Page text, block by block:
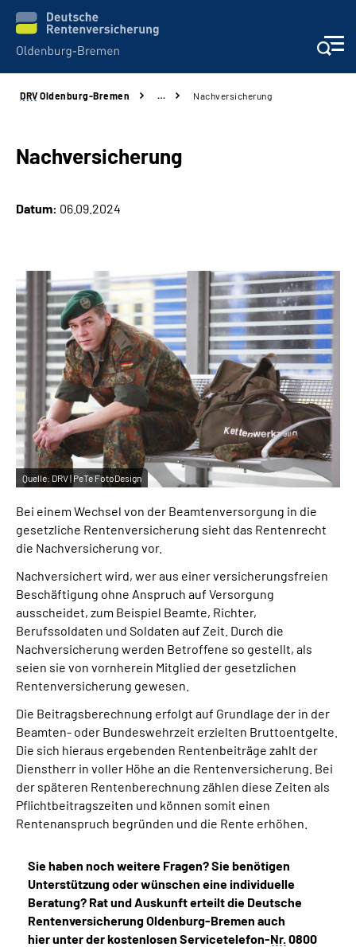
Services
Beratung und Kontakt
Presse
Über Uns
Inhalte in Gebärdensprache (DGS)
Leichte Sprache
Suche
Mein Kundenportal
DRV Oldenburg-Bremen … Nachversicherung
Nachversicherung
Datum: 06.09.2024
Quelle: DRV | PeTe FotoDesign
Bei einem Wechsel von der Beamtenversorgung in die
gesetzliche Rentenversicherung sieht das Rentenrecht
die Nachversicherung vor.
Nachversichert wird, wer aus einer versicherungsfreien
Beschäftigung ohne Anspruch auf Versorgung
ausscheidet, zum Beispiel Beamte, Richter,
Berufssoldaten und Soldaten auf Zeit. Durch die
Nachversicherung werden Betroffene so gestellt, als
seien sie von vornherein Mitglied der gesetzlichen
Rentenversicherung gewesen.
Die Beitragsberechnung erfolgt auf Grundlage der in der
Beamten- oder Bundeswehrzeit erzielten Bruttoentgelte.
Die sich hieraus ergebenden Rentenbeiträge zahlt der
Dienstherr in voller Höhe an die Rentenversicherung. Bei
der späteren Rentenberechnung zählen diese Zeiten als
Pflichtbeitragszeiten und können somit einen
Rentenanspruch begründen und die Rente erhöhen.
Sie haben noch weitere Fragen? Sie benötigen
Unterstützung oder wünschen eine individuelle
Beratung? Rat und Auskunft erteilt die Deutsche
Rentenversicherung Oldenburg-Bremen auch
hier unter der kostenlosen Servicetelefon-Nr.0800